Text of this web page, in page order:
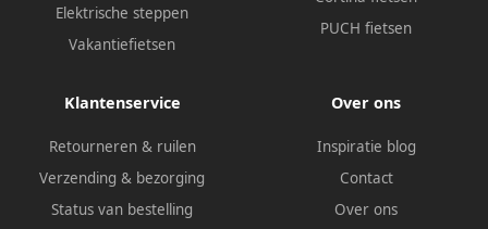
Elektrische steppen
Vakantiefietsen
PUCH fietsen
Klantenservice
Retourneren & ruilen
Verzending & bezorging
Status van bestelling
Over ons
Inspiratie blog
Contact
Over ons